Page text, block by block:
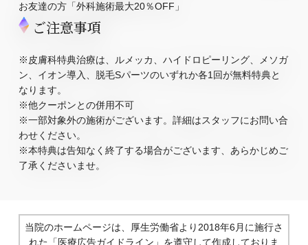
お友達の方「外科施術最大20％OFF」
ご注意事項
※皮膚科特典治療は、ルメッカ、ハイドロピーリング、メソガ
ン、イオン導入、脱毛Sパーツのいずれか各1回が無料特典と
なります。
※他クーポンとの併用不可
※一部対象外の施術がございます。詳細はスタッフにお問い合
わせください。
※本特典は告知なく終了する場合がございます、あらかじめご
了承くださいませ。
当院のホームページは、厚生労働省より2018年6月に施行さ
れた 「医療広告ガイドライン」を遵守して作成しておりま